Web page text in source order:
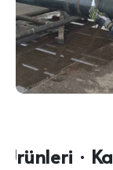
·